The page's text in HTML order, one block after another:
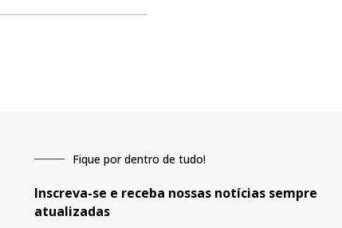
Fique por dentro de tudo!
Inscreva-se e receba nossas notícias sempre
atualizadas